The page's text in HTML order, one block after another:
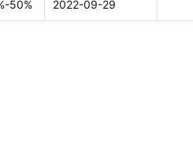
50% 2022-09-29